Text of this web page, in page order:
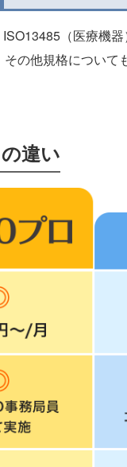
（医療機
の他規格について
違い